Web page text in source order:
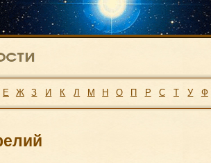
Е Ж З И К Л М Н О П Р С Т У Ф